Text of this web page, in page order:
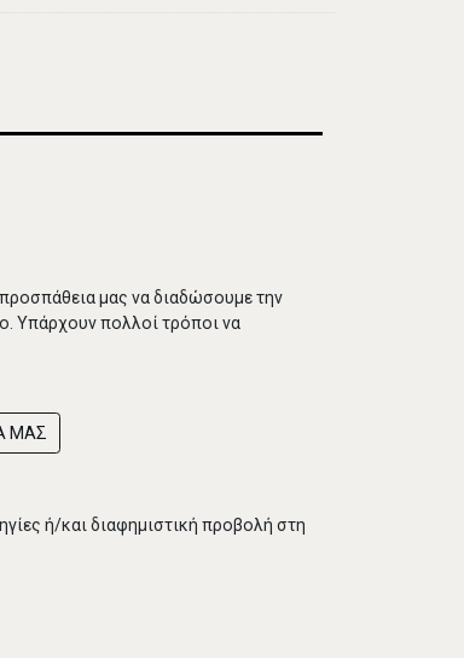
μας να διαδώσουμε την
Υπάρχουν πολλοί τρόποι να
ΜΑΣ
ή/και διαφημιστική προβολή στη